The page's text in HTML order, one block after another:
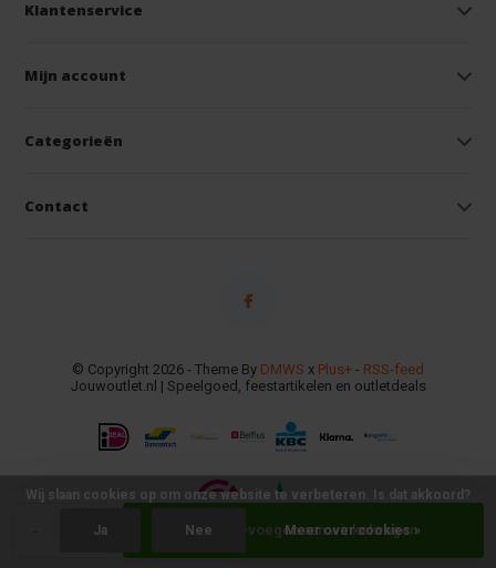
+ Toevoegen aan winkelwagen
Klantenservice
Mijn account
Categorieën
Contact
© Copyright 2026 - Theme By DMWS x Plus+ - RSS-feed
Jouwoutlet.nl | Speelgoed, feestartikelen en outletdeals
Wij slaan cookies op om onze website te verbeteren. Is dat akkoord?
Ja Nee Meer over cookies »